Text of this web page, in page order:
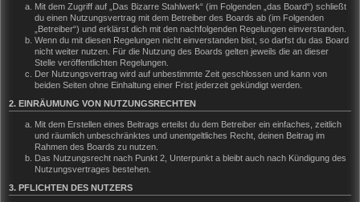
Mit dem Zugriff auf „Das Bizarre Stahlwerk“ (im Folgenden „das Board“) schließt
du einen Nutzungsvertrag mit dem Betreiber des Boards ab (im Folgenden
„Betreiber“) und erklärst dich mit den nachfolgenden Regelungen einverstanden.
Wenn du mit diesen Regelungen nicht einverstanden bist, so darfst du das Board
nicht weiter nutzen. Für die Nutzung des Boards gelten jeweils die an dieser
Stelle veröffentlichten Regelungen.
Der Nutzungsvertrag wird auf unbestimmte Zeit geschlossen und kann von
beiden Seiten ohne Einhaltung einer Frist jederzeit gekündigt werden.
2. EINRÄUMUNG VON NUTZUNGSRECHTEN
Mit dem Erstellen eines Beitrags erteilst du dem Betreiber ein einfaches, zeitlich
und räumlich unbeschränktes und unentgeltliches Recht, deinen Beitrag im
Rahmen des Boards zu nutzen.
Das Nutzungsrecht nach Punkt 2, Unterpunkt a bleibt auch nach Kündigung des
Nutzungsvertrages bestehen.
3. PFLICHTEN DES NUTZERS